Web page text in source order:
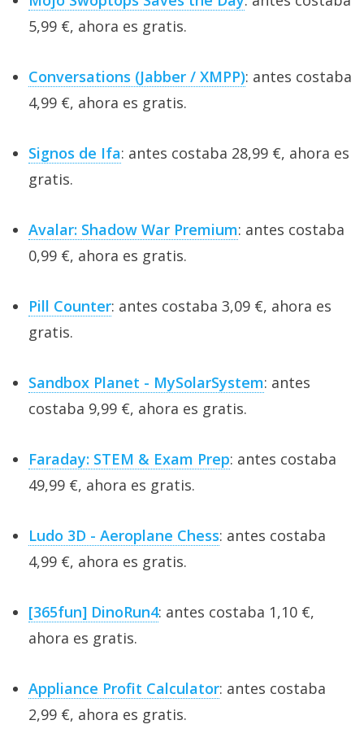
5,99 €, ahora es gratis.
Conversations (Jabber / XMPP): antes costaba
4,99 €, ahora es gratis.
Signos de Ifa: antes costaba 28,99 €, ahora es
gratis.
Avalar: Shadow War Premium: antes costaba
0,99 €, ahora es gratis.
Pill Counter: antes costaba 3,09 €, ahora es
gratis.
Sandbox Planet - MySolarSystem: antes
costaba 9,99 €, ahora es gratis.
Faraday: STEM & Exam Prep: antes costaba
49,99 €, ahora es gratis.
Ludo 3D - Aeroplane Chess: antes costaba
4,99 €, ahora es gratis.
[365fun] DinoRun4: antes costaba 1,10 €,
ahora es gratis.
Appliance Profit Calculator: antes costaba
2,99 €, ahora es gratis.